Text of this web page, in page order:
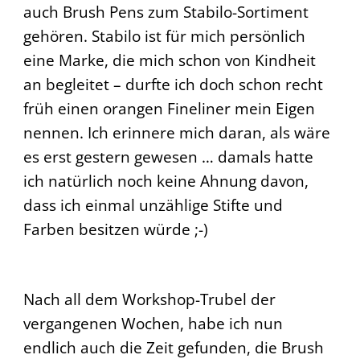
auch Brush Pens zum Stabilo-Sortiment
gehören. Stabilo ist für mich persönlich
eine Marke, die mich schon von Kindheit
an begleitet – durfte ich doch schon recht
früh einen orangen Fineliner mein Eigen
nennen. Ich erinnere mich daran, als wäre
es erst gestern gewesen … damals hatte
ich natürlich noch keine Ahnung davon,
dass ich einmal unzählige Stifte und
Farben besitzen würde ;-)
Nach all dem Workshop-Trubel der
vergangenen Wochen, habe ich nun
endlich auch die Zeit gefunden, die Brush